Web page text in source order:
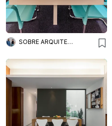
SOBRE ARQUITETURA